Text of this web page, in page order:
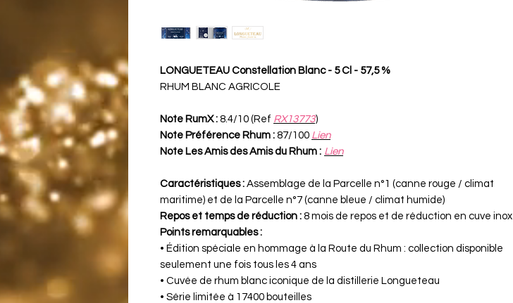
LONGUETEAU Constellation Blanc - 5 Cl - 57,5 %
RHUM BLANC AGRICOLE
Note RumX : 8.4/10 (Ref RX13773)
Note Préférence Rhum : 87/100 Lien
Note Les Amis des Amis du Rhum : Lien
Caractéristiques : Assemblage de la Parcelle n°1 (canne rouge / climat
maritime) et de la Parcelle n°7 (canne bleue / climat humide)
Repos et temps de réduction : 8 mois de repos et de réduction en cuve inox
Points remarquables :
• Édition spéciale en hommage à la Route du Rhum : collection disponible
seulement une fois tous les 4 ans
• Cuvée de rhum blanc iconique de la distillerie Longueteau
• Série limitée à 17400 bouteilles